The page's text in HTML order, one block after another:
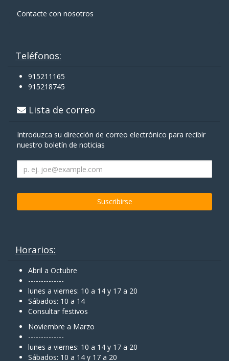
Contacte con nosotros
Teléfonos:
915211165
915218745
Lista de correo
Introduzca su dirección de correo electrónico para recibir
nuestro boletín de noticias
Horarios:
Abril a Octubre
--------------
lunes a viernes: 10 a 14 y 17 a 20
Sábados: 10 a 14
Consultar festivos
Noviembre a Marzo
--------------
lunes a viernes: 10 a 14 y 17 a 20
Sábados: 10 a 14 y 17 a 20